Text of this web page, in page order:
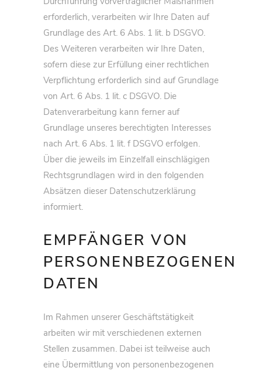
erforderlich, verarbeiten wir Ihre Daten auf
Grundlage des Art. 6 Abs. 1 lit. b DSGVO.
Des Weiteren verarbeiten wir Ihre Daten,
sofern diese zur Erfüllung einer rechtlichen
Verpflichtung erforderlich sind auf Grundlage
von Art. 6 Abs. 1 lit. c DSGVO. Die
Datenverarbeitung kann ferner auf
Grundlage unseres berechtigten Interesses
nach Art. 6 Abs. 1 lit. f DSGVO erfolgen.
Über die jeweils im Einzelfall einschlägigen
Rechtsgrundlagen wird in den folgenden
Absätzen dieser Datenschutzerklärung
informiert.
EMPFÄNGER VON
PERSONENBEZOGENEN
DATEN
Im Rahmen unserer Geschäftstätigkeit
arbeiten wir mit verschiedenen externen
Stellen zusammen. Dabei ist teilweise auch
eine Übermittlung von personenbezogenen